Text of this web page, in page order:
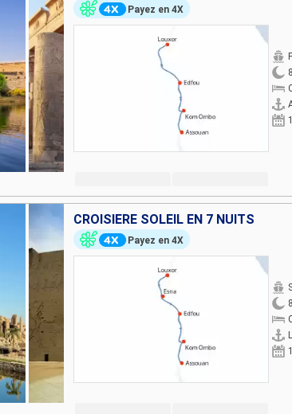
Payez en 4X
CROISIÈRE SOLEIL EN 7 NUITS
Payez en 4X